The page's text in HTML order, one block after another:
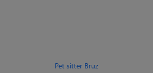
Pet sitter Bruz